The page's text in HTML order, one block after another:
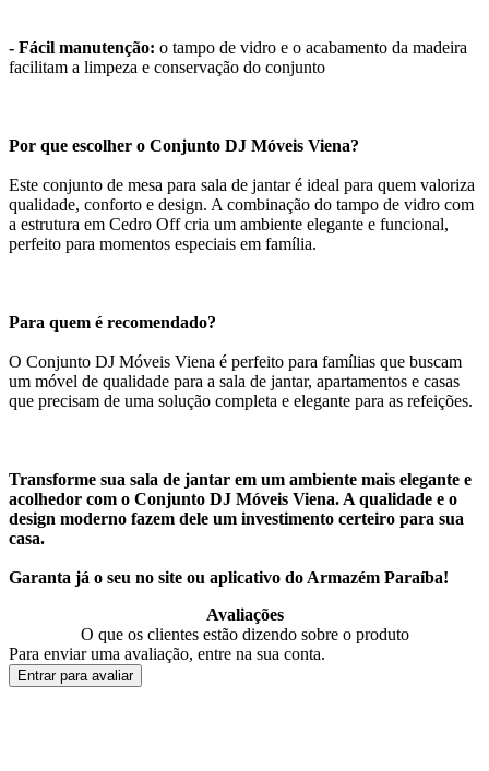
- Fácil manutenção: o tampo de vidro e o acabamento da madeira
facilitam a limpeza e conservação do conjunto
Por que escolher o Conjunto DJ Móveis Viena?
Este conjunto de mesa para sala de jantar é ideal para quem valoriza
qualidade, conforto e design. A combinação do tampo de vidro com
a estrutura em Cedro Off cria um ambiente elegante e funcional,
perfeito para momentos especiais em família.
Para quem é recomendado?
O Conjunto DJ Móveis Viena é perfeito para famílias que buscam
um móvel de qualidade para a sala de jantar, apartamentos e casas
que precisam de uma solução completa e elegante para as refeições.
Transforme sua sala de jantar em um ambiente mais elegante e
acolhedor com o Conjunto DJ Móveis Viena. A qualidade e o
design moderno fazem dele um investimento certeiro para sua
casa.
Garanta já o seu no site ou aplicativo do Armazém Paraíba!
Avaliações
O que os clientes estão dizendo sobre o produto
Para enviar uma avaliação, entre na sua conta.
Entrar para avaliar